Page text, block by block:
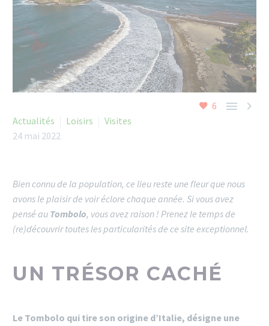
6  
Actualités Loisirs
Visites
24 mai 2022
Bien connu de la population, ce lieu reste une fleur que nous
avons le plaisir de voir éclore chaque année. Si vous avez
pensé au Tombolo, vous avez raison ! Prenez le temps de
(re)découvrir toutes les particularités de ce site exceptionnel.
UN TRÉSOR CACHÉ
Le Tombolo qui tire son origine d’Italie, désigne une